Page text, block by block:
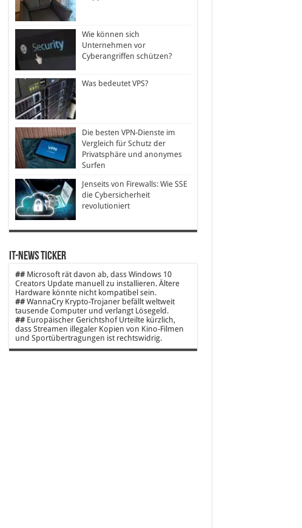
Wie können sich
Unternehmen vor
Cyberangriffen schützen?
Was bedeutet VPS?
Die besten VPN-Dienste im
Vergleich für Schutz der
Privatsphäre und anonymes
Surfen
Jenseits von Firewalls: Wie SSE
die Cybersicherheit
revolutioniert
IT-News Ticker
##Microsoft rät davon ab, dass Windows 10
Creators Update manuell zu installieren. Ältere
Hardware könnte nicht kompatibel sein.
##WannaCry Krypto-Trojaner befällt weltweit
tausende Computer und verlangt Lösegeld.
##Europäischer Gerichtshof Urteilte kürzlich,
dass Streamen illegaler Kopien von Kino-Filmen
und Sportübertragungen ist rechtswidrig.